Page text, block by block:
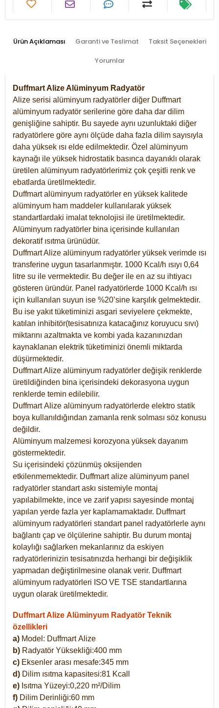
Ürün Açıklaması Garanti ve Teslimat Taksit Seçenekleri
Yorumlar
Duffmart Alize Alüminyum Radyatör
Alize serisi alüminyum radyatörler diğer Duffmart
alüminyum radyatör serilerine göre daha dar dilim
genişliğine sahiptir. Bu sayede aynı uzunluktaki diğer
radyatörlere göre aynı ölçüde daha fazla dilim sayısıyla
daha yüksek ısı elde edilmektedir. Özel alüminyum
kaynağı ile yüksek hidrostatik basınca dayanıklı olarak
üretilen alüminyum radyatörlerimiz çok çeşitli renk ve
ebatlarda üretilmektedir.
Duffmart alüminyum radyatörler en yüksek kalitede
alüminyum ham maddeler kullanılarak yüksek
standartlardaki imalat teknolojisi ile üretilmektedir.
Alüminyum radyatörler bina içerisinde kullanılan
dekoratif ısıtma ürünüdür.
Duffmart Alize alüminyum radyatörler yüksek verimde ısı
transferine uygun tasarlanmıştır. 1000 Kcal/h ısıyı 0,64
litre su ile vermektedir. Bu değer ile en az su ihtiyacı
gösteren üründür. Panel radyatörlerde 1000 Kcal/h ısı
için kullanılan suyun ise %20’sine karşılık gelmektedir.
Bu ise yakıt tüketiminizi asgari seviyelere çekmekte,
katılan inhibitör(tesisatınıza katacağınız koruyucu sıvı)
miktarını azaltmakta ve kombi yada kazanınızdan
kaynaklanan elektrik tüketiminizi önemli miktarda
düşürmektedir.
Duffmart Alize alüminyum radyatörler değişik renklerde
üretildiğinden bina içerisindeki dekorasyona uygun
renklerde temin edilebilir.
DuffmartAlize alüminyum radyatörlerde elektro statik
boya kullanıldığından zamanla renk solması söz konusu
değildir.
Alüminyum malzemesi korozyona yüksek dayanım
göstermektedir.
Su içerisindeki çözünmüş oksijenden
etkilenmemektedir. Duffmart alize alüminyum panel
radyatörler standart askı sistemiyle montaj
yapılabilmekte, ince ve zarif yapısı sayesinde montaj
yapılan yerde fazla yer kaplamamaktadır. Duffmart
alüminyum radyatörleri standart panel radyatörlerle aynı
bağlantı çap ve ölçülerine sahiptir. Bu durum montaj
kolaylığı sağlarken mekanlarınız da eskiyen
radyatörlerinizin tesisatınızda herhangi bir değişiklik
yapmadan değiştirilmesine olanak verir. Duffmart
alüminyum radyatörleri ISO VE TSE standartlarına
uygun olarak üretilmektedir.
Duffmart Alize Alüminyum Radyatör Teknik
özellikleri
a) Model: DuffmartAlize
b) Radyatör Yüksekliği:400 mm
c) Eksenler arası mesafe:345 mm
d) Dilim ısıtma kapasitesi:81 Kcall
e) Isıtma Yüzeyi:0,220 m²/Dilim
f) Dilim Derinliği:60 mm